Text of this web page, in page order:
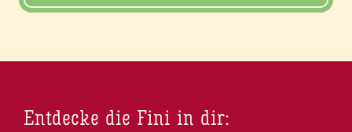
Entdecke die Fini in dir: